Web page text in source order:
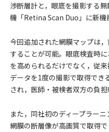
渉断層計と，眼底を撮影する
機「Retina Scan Duo」に新機
今回追加された網膜マップは
することが可能。眼底検査時
を高められるだけでなく，従
データを1度の撮影で取得でき
され，医師・被検者双方の負
また，同社初のディープラーニ
網膜の断層像が高画質で取得